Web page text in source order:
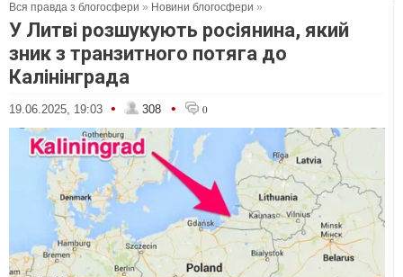
Вся правда з блогосфери » Новини блогосфери »
У Литві розшукують росіянина, який
зник з транзитного потяга до
Калінінграда
19.06.2025, 19:03 • 308 • 0